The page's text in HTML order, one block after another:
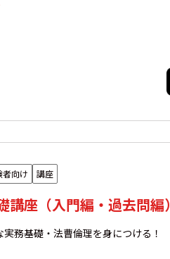
者向け 講座
講座（入門編・過去問編）
務基礎・法曹倫理を身につける！